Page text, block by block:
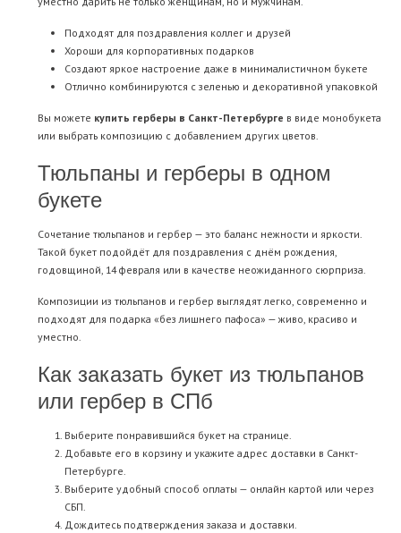
Подходят для поздравления коллег и друзей
Хороши для корпоративных подарков
Создают яркое настроение даже в минималистичном букете
Отлично комбинируются с зеленью и декоративной упаковкой
Вы можете купить герберы в Санкт-Петербурге в виде монобукета
или выбрать композицию с добавлением других цветов.
Тюльпаны и герберы в одном
букете
Сочетание тюльпанов и гербер — это баланс нежности и яркости.
Такой букет подойдёт для поздравления с днём рождения,
годовщиной, 14 февраля или в качестве неожиданного сюрприза.
Композиции из тюльпанов и гербер выглядят легко, современно и
подходят для подарка «без лишнего пафоса» — живо, красиво и
уместно.
Как заказать букет из тюльпанов
или гербер в СПб
Выберите понравившийся букет на странице.
Добавьте его в корзину и укажите адрес доставки в Санкт-
Петербурге.
Выберите удобный способ оплаты — онлайн картой или через
СБП.
Дождитесь подтверждения заказа и доставки.